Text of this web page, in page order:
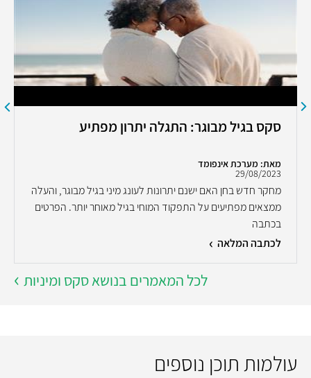
סקס בגיל מבוגר: התגלה יתרון מפתיע
מאת: מערכת אינפומד
29/08/2023
מחקר חדש בחן האם ישנם יתרונות לעונג מיני בגיל מבוגר, והעלה
ממצאים מפתיעים על התפקוד המוחי בגיל מאוחר יותר. הפרטים
בכתבה
לכתבה המלאה
לכל המאמרים בנושא סקס ומיניות
עולמות תוכן נוספים